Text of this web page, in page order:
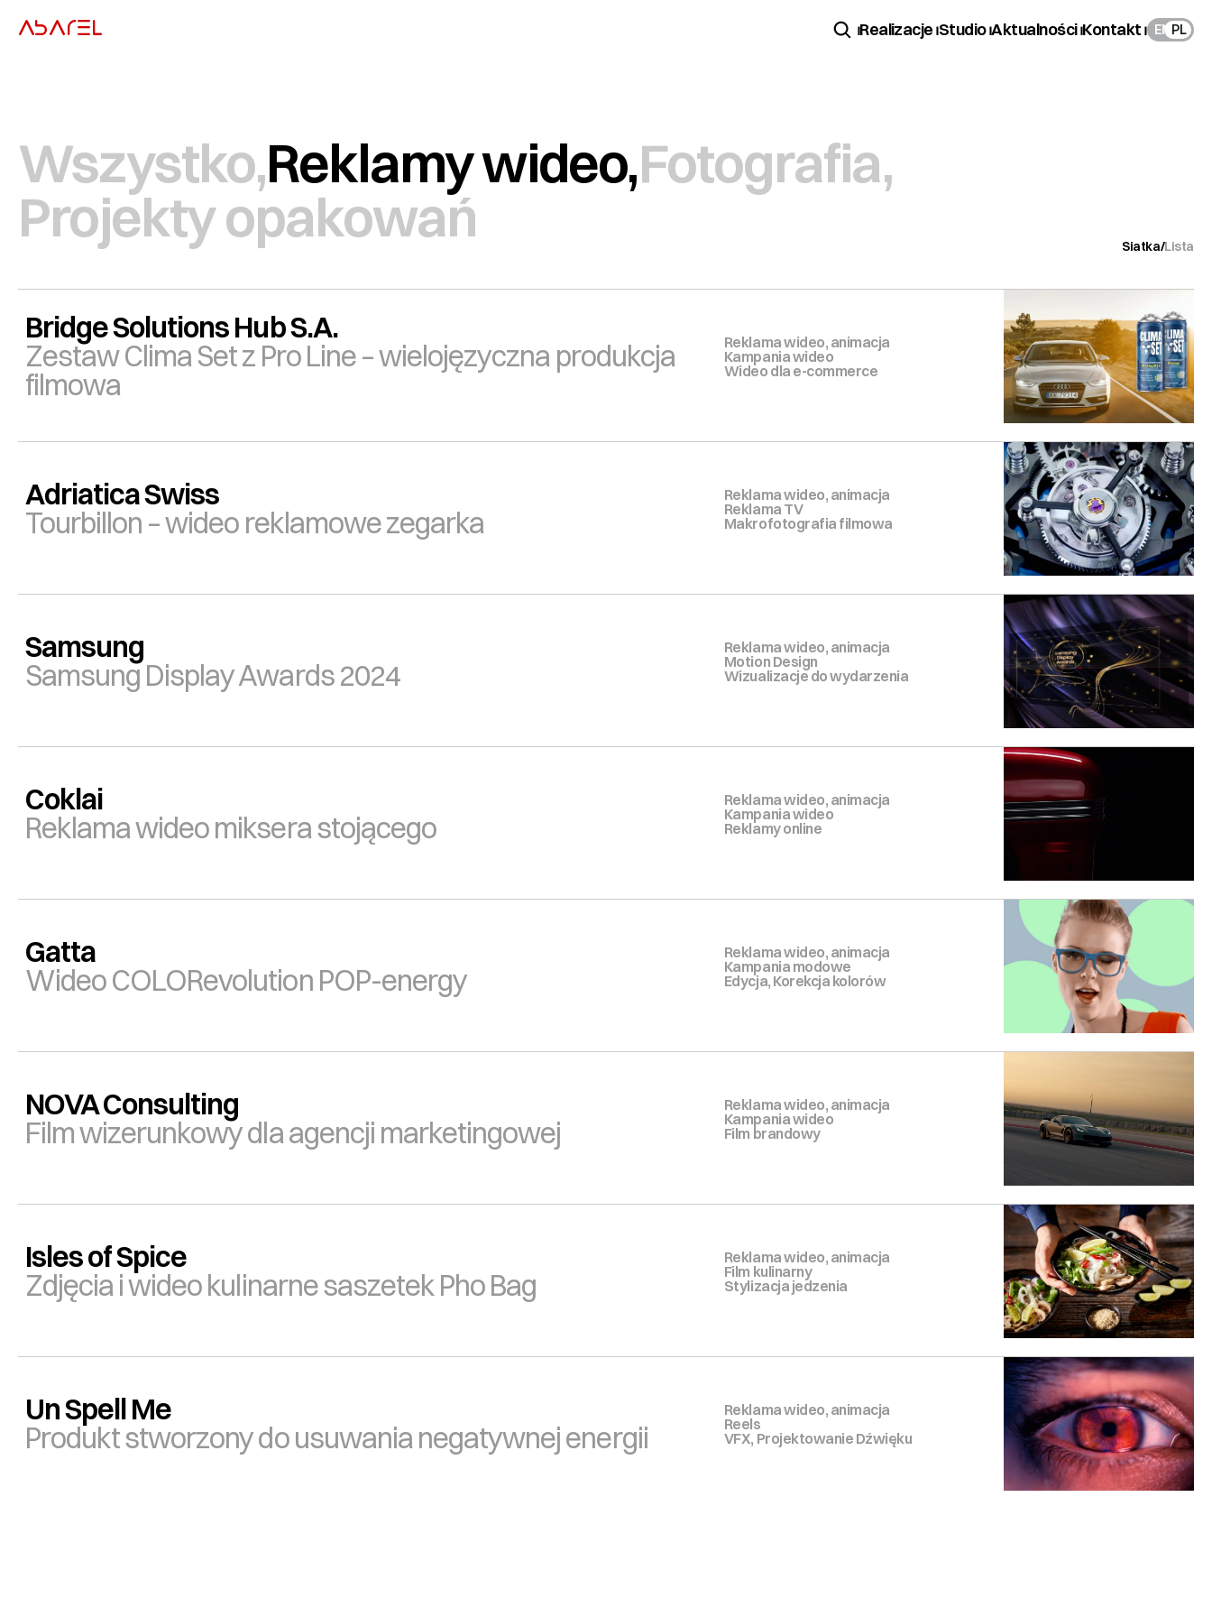
ABAREL ⏐Realizacje ⏐Studio ⏐Aktualności ⏐Kontakt ⏐ EN PL
Wszystko,Reklamy wideo,Fotografia,
Projekty opakowań
Siatka/Lista
Bridge Solutions Hub S.A.
Zestaw Clima Set z Pro Line – wielojęzyczna produkcja
filmowa
Reklama wideo, animacja
Kampania wideo
Wideo dla e-commerce
Adriatica Swiss
Tourbillon – wideo reklamowe zegarka
Reklama wideo, animacja
Reklama TV
Makrofotografia filmowa
Samsung
Samsung Display Awards 2024
Reklama wideo, animacja
Motion Design
Wizualizacje do wydarzenia
Coklai
Reklama wideo miksera stojącego
Reklama wideo, animacja
Kampania wideo
Reklamy online
Gatta
Wideo COLORevolution POP-energy
Reklama wideo, animacja
Kampania modowe
Edycja, Korekcja kolorów
NOVA Consulting
Film wizerunkowy dla agencji marketingowej
Reklama wideo, animacja
Kampania wideo
Film brandowy
Isles of Spice
Zdjęcia i wideo kulinarne saszetek Pho Bag
Reklama wideo, animacja
Film kulinarny
Stylizacja jedzenia
Un Spell Me
Produkt stworzony do usuwania negatywnej energii
Reklama wideo, animacja
Reels
VFX, Projektowanie Dźwięku